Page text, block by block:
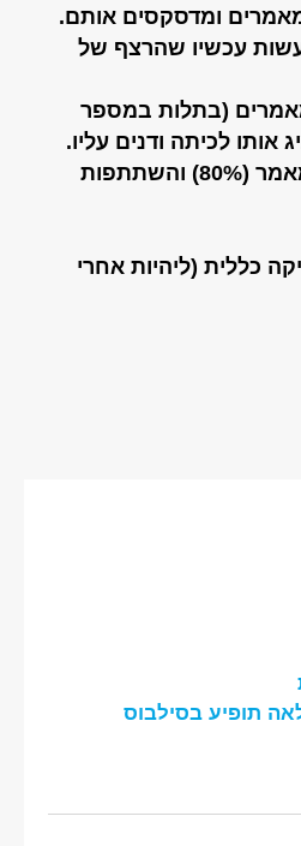
ומדסקסים אותם.
עכשיו שהרצף של
שבוע קוראים 2-3 מאמרים (בתלות במספר
אותו לכיתה ודנים עליו.
הציון ניתן על הצגת המאמר (80%) והשתתפות
כללית (ליהיות אחרי
תופיע בסילבוס